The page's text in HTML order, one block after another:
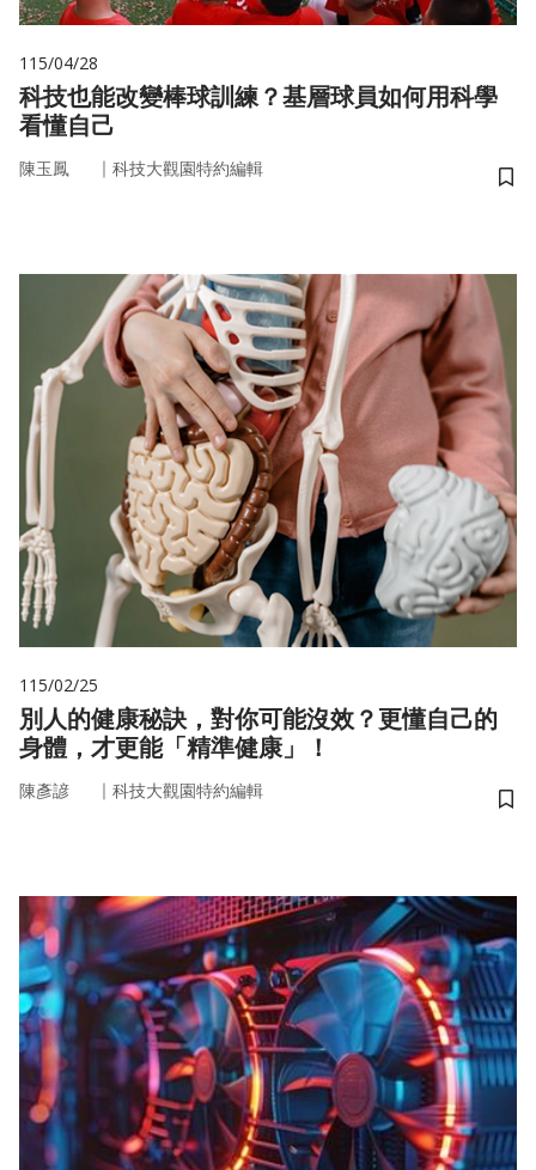
115/04/28
科技也能改變棒球訓練？基層球員如何用科學
看懂自己
陳玉鳳 ｜ 科技大觀園特約編輯
儲
115/02/25
別人的健康秘訣，對你可能沒效？更懂自己的
身體，才更能「精準健康」！
陳彥諺 ｜ 科技大觀園特約編輯
儲